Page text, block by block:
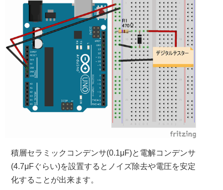
積層セラミックコンデンサ(0.1μF)と電解コンデンサ
(4.7μFぐらい)を設置するとノイズ除去や電圧を安定
化することが出来ます。